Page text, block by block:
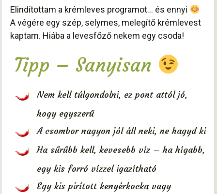
Elindítottam a krémleves programot… és ennyi
A végére egy szép, selymes, melegítő krémlevest
kaptam. Hiába a levesfőző nekem egy csoda!
Tipp – Sanyisan
Nem kell túlgondolni, ez pont attól jó,
hogy egyszerű
A csombor nagyon jól áll neki, ne hagyd ki
Ha sűrűbb kell, kevesebb víz – ha hígabb,
egy kis forró vízzel igazítható
Egy kis pirított kenyérkocka vagy